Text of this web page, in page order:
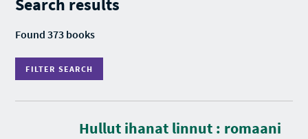
Search results
Found 373 books
FILTER SEARCH
T
S
A
R
C
Hullut ihanat linnut : romaani